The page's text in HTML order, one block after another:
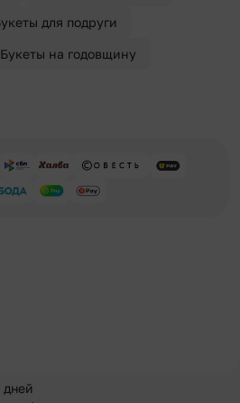
для подруги
Букеты на годовщину